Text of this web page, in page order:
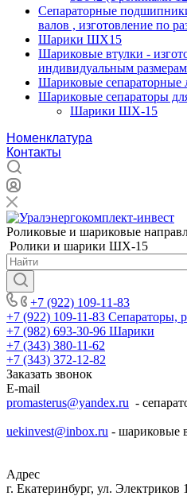
Сепараторные
валов , изготовление по
Шарики ШХ15
Шариковые втулки -
индивидуальным размерам
Шариковые сепараторные
Шариковые сепараторы
Шарики ШХ-15
Номенклатура
Контакты
Роликовые и шариковые
Ролики и шарики ШХ-15
+7 (922) 109-11-83
+7 (922) 109-11-83 Сепараторы,
+7 (982) 693-30-96 Шарики
+7 (343) 380-11-62
+7 (343) 372-12-82
Заказать звонок
E-mail
promasterus@yandex.ru -
uekinvest@inbox.ru - шариковые
Адрес
г. Екатеринбург, ул. Электриков